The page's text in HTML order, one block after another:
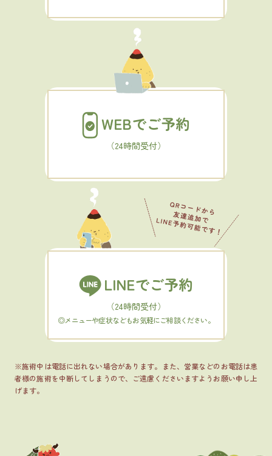
WEBでご予約
（24時間受付）
LINEでご予約
（24時間受付）
◎メニューや症状などもお気軽にご相談ください。
※施術中は電話に出れない場合があります。また、営業などのお電話は患
者様の施術を中断してしまうので、ご遠慮くださいますようお願い申し上
げます。